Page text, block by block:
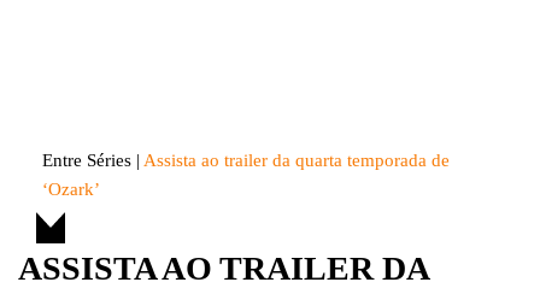
Entre Séries | Assista ao trailer da quarta temporada de
‘Ozark’
ASSISTA AO TRAILER DA